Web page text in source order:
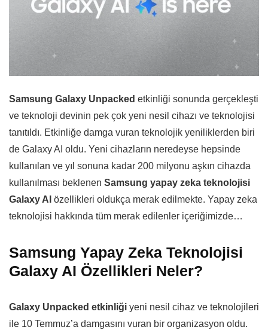
Samsung Galaxy Unpacked etkinliği sonunda gerçekleşti
ve teknoloji devinin pek çok yeni nesil cihazı ve teknolojisi
tanıtıldı. Etkinliğe damga vuran teknolojik yeniliklerden biri
de Galaxy AI oldu. Yeni cihazların neredeyse hepsinde
kullanılan ve yıl sonuna kadar 200 milyonu aşkın cihazda
kullanılması beklenen Samsung yapay zeka teknolojisi
Galaxy AI özellikleri oldukça merak edilmekte. Yapay zeka
teknolojisi hakkında tüm merak edilenler içeriğimizde…
Samsung Yapay Zeka Teknolojisi
Galaxy AI Özellikleri Neler?
Galaxy Unpacked etkinliği yeni nesil cihaz ve teknolojileri
ile 10 Temmuz’a damgasını vuran bir organizasyon oldu.